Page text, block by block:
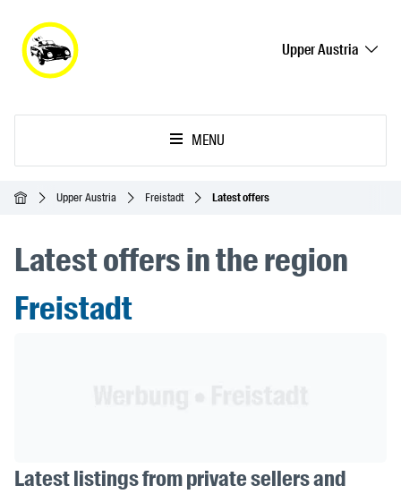
Upper Austria
MENU
HomepageUpper Austria Freistadt Latest offers
Latest offers in the region
Freistadt
Latest listings from private sellers and